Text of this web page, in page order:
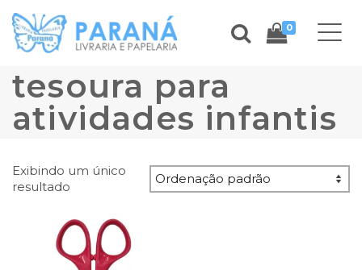
0
tesoura para
atividades infantis
Exibindo um único
resultado